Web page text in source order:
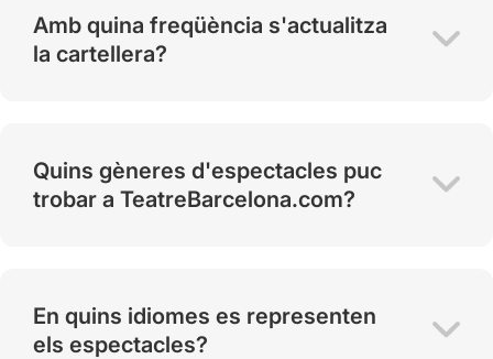
Amb quina freqüència s'actualitza
la cartellera?
Quins gèneres d'espectacles puc
trobar a TeatreBarcelona.com?
En quins idiomes es representen
els espectacles?